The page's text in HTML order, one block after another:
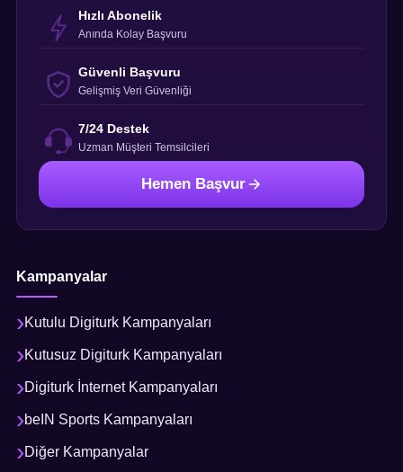
Hızlı Abonelik
Anında Kolay Başvuru
Güvenli Başvuru
Gelişmiş Veri Güvenliği
7/24 Destek
Uzman Müşteri Temsilcileri
Hemen Başvur
Kampanyalar
Kutulu Digiturk Kampanyaları
Kutusuz Digiturk Kampanyaları
Digiturk İnternet Kampanyaları
beIN Sports Kampanyaları
Diğer Kampanyalar